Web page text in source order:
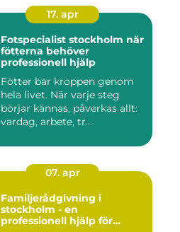
17. apr
Fotspecialist stockholm när
fötterna behöver
professionell hjälp
Fötter bär kroppen genom
hela livet. När varje steg
börjar kännas, påverkas allt:
vardag, arbete, tr...
07. apr
Familjerådgivning i
stockholm - en
professionell hjälp för